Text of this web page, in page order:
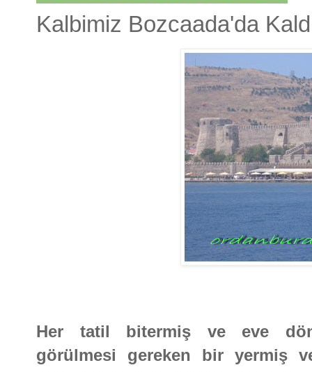
Kalbimiz Bozcaada'da
Her tatil bitermiş ve eve
görülmesi gereken bir yermiş